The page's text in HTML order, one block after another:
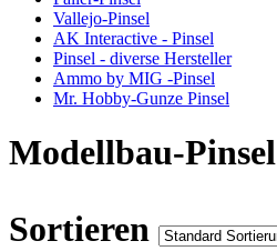
Vallejo-Pinsel
AK Interactive - Pinsel
Pinsel - diverse Hersteller
Ammo by MIG -Pinsel
Mr. Hobby-Gunze Pinsel
Modellbau-Pinsel
Sortieren